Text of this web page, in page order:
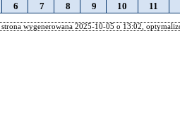
6 7 8 9 10 11
wygenerowana 2025-10-05 o 13:02,